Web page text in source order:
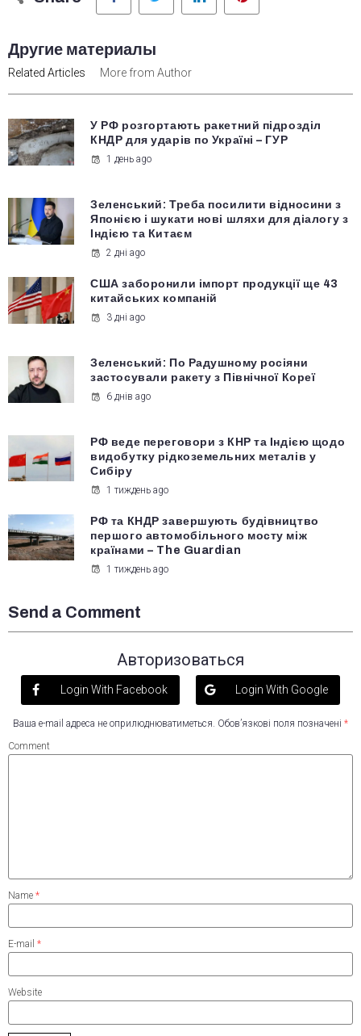
Другие материалы
Related Articles More from Author
У РФ розгортають ракетний підрозділ
КНДР для ударів по Україні – ГУР
1 день ago
Зеленський: Треба посилити відносини з
Японією і шукати нові шляхи для діалогу з
Індією та Китаєм
2 дні ago
США заборонили імпорт продукції ще 43
китайських компаній
3 дні ago
Зеленський: По Радушному росіяни
застосували ракету з Північної Кореї
6 днів ago
РФ веде переговори з КНР та Індією щодо
видобутку рідкоземельних металів у
Сибіру
1 тиждень ago
РФ та КНДР завершують будівництво
першого автомобільного мосту між
країнами – The Guardian
1 тиждень ago
Send a Comment
Авторизоваться
Login With Facebook Login With Google
Ваша e-mail адреса не оприлюднюватиметься. Обов’язкові поля позначені *
Comment
Name *
E-mail *
Website